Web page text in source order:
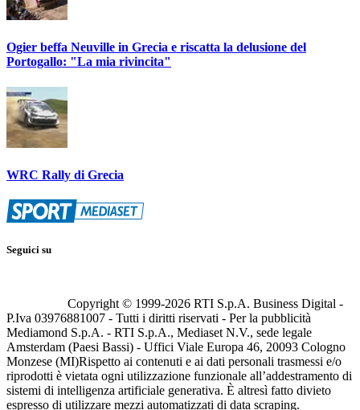
Ogier beffa Neuville in Grecia e riscatta la delusione del
Portogallo: "La mia rivincita"
WRC Rally di Grecia
Seguici su
Copyright © 1999-2026 RTI S.p.A. Business Digital -
P.Iva 03976881007 - Tutti i diritti riservati - Per la pubblicità
Mediamond S.p.A. - RTI S.p.A., Mediaset N.V., sede legale
Amsterdam (Paesi Bassi) - Uffici Viale Europa 46, 20093 Cologno
Monzese (MI)Rispetto ai contenuti e ai dati personali trasmessi e/o
riprodotti è vietata ogni utilizzazione funzionale all’addestramento di
sistemi di intelligenza artificiale generativa. È altresì fatto divieto
espresso di utilizzare mezzi automatizzati di data scraping.